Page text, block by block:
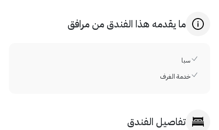
ما يقدمه هذا الفندق من مرافق
سبا
خدمة الغرف
تفاصيل الفندق